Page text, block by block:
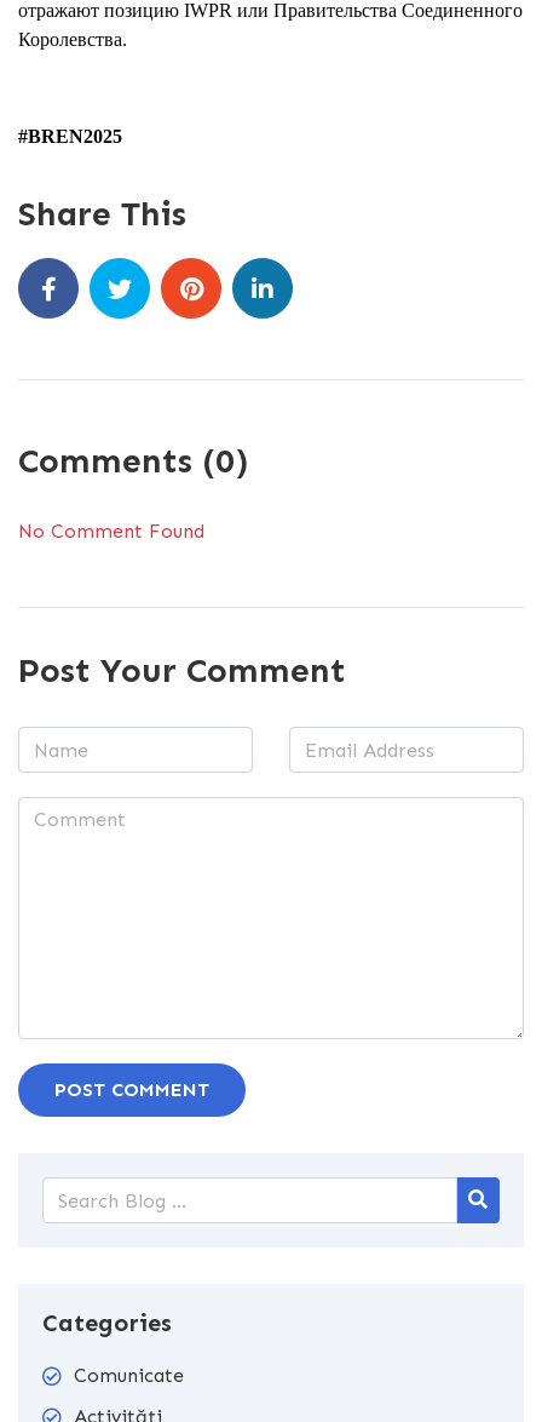
отражают позицию IWPR или Правительства Соединенного
Королевства.
#BREN2025
Share This
Comments (0)
No Comment Found
Post Your Comment
POST COMMENT
Categories
Comunicate
Activități